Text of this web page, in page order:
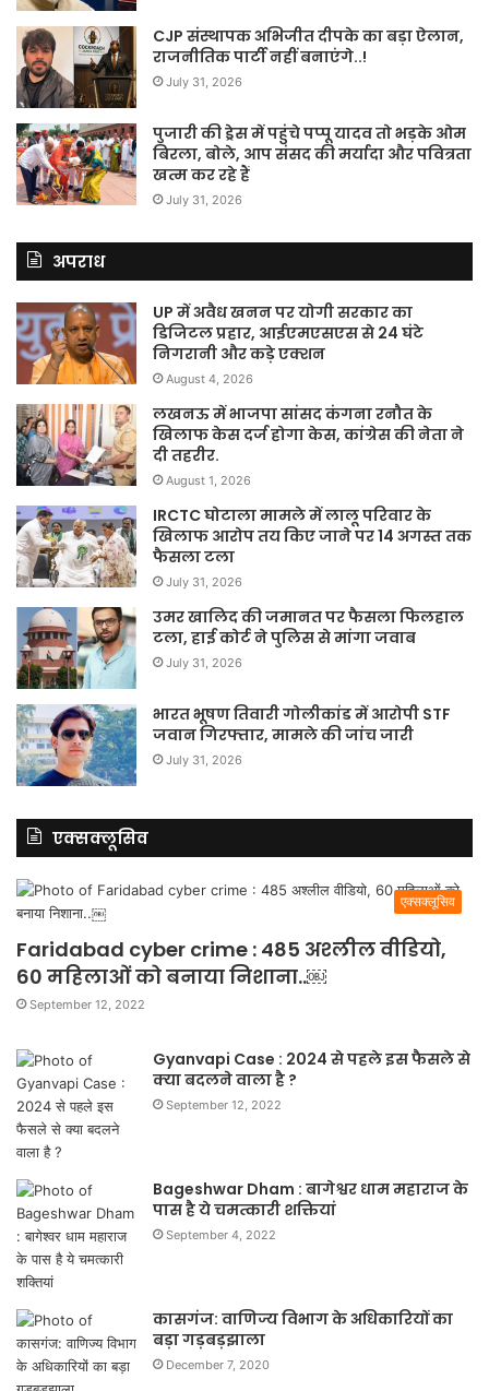
CJP संस्थापक अभिजीत दीपके का बड़ा ऐलान,
राजनीतिक पार्टी नहीं बनाएंगे..!
July 31, 2026
पुजारी की ड्रेस में पहुंचे पप्पू यादव तो भड़के ओम
बिरला, बोले, आप संसद की मर्यादा और पवित्रता
खत्म कर रहे हैं
July 31, 2026
अपराध
UP में अवैध खनन पर योगी सरकार का
डिजिटल प्रहार, आईएमएसएस से 24 घंटे
निगरानी और कड़े एक्शन
August 4, 2026
लखनऊ में भाजपा सांसद कंगना रनौत के
खिलाफ केस दर्ज होगा केस, कांग्रेस की नेता ने
दी तहरीर.
August 1, 2026
IRCTC घोटाला मामले में लालू परिवार के
खिलाफ आरोप तय किए जाने पर 14 अगस्त तक
फैसला टला
July 31, 2026
उमर खालिद की जमानत पर फैसला फिलहाल
टला, हाई कोर्ट ने पुलिस से मांगा जवाब
July 31, 2026
भारत भूषण तिवारी गोलीकांड में आरोपी STF
जवान गिरफ्तार, मामले की जांच जारी
July 31, 2026
एक्सक्लूसिव
एक्सक्लूसिव
Faridabad cyber crime : 485 अश्लील वीडियो,
60 महिलाओं को बनाया निशाना..￼
September 12, 2022
Gyanvapi Case : 2024 से पहले इस फैसले से
क्या बदलने वाला है ?
September 12, 2022
Bageshwar Dham : बागेश्वर धाम महाराज के
पास है ये चमत्कारी शक्तियां
September 4, 2022
कासगंज: वाणिज्य विभाग के अधिकारियों का
बड़ा गड़बड़झाला
December 7, 2020